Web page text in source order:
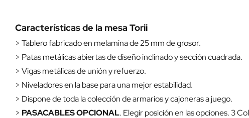
Características de la mesa Torii
> Tablero fabricado en melamina de 25 mm de grosor.
> Patas metálicas abiertas de diseño inclinado y sección cuadrada.
> Vigas metálicas de unión y refuerzo.
> Niveladores en la base para una mejor estabilidad.
> Dispone de toda la colección de armarios y cajoneras a juego.
> PASACABLES OPCIONAL. Elegir posición en las opciones. 3